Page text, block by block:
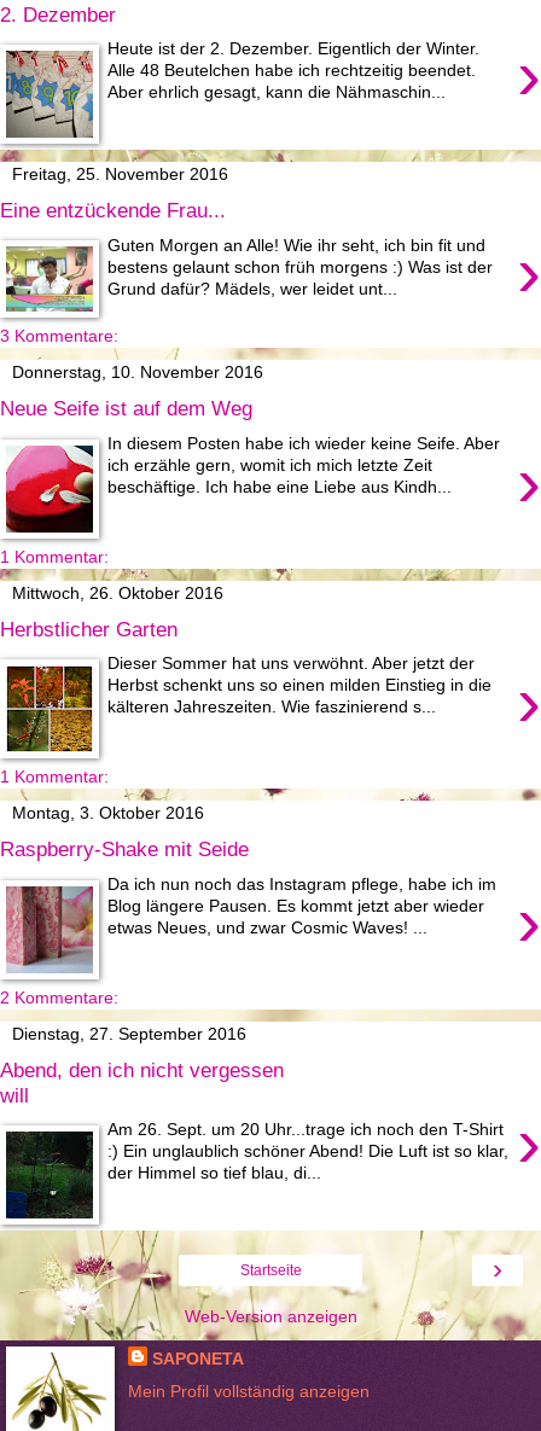
2. Dezember
›
Heute ist der 2. Dezember. Eigentlich der Winter.
Alle 48 Beutelchen habe ich rechtzeitig beendet.
Aber ehrlich gesagt, kann die Nähmaschin...
Freitag, 25. November 2016
Eine entzückende Frau...
›
Guten Morgen an Alle! Wie ihr seht, ich bin fit und
bestens gelaunt schon früh morgens :) Was ist der
Grund dafür? Mädels, wer leidet unt...
3 Kommentare:
Donnerstag, 10. November 2016
Neue Seife ist auf dem Weg
›
In diesem Posten habe ich wieder keine Seife. Aber
ich erzähle gern, womit ich mich letzte Zeit
beschäftige. Ich habe eine Liebe aus Kindh...
1 Kommentar:
Mittwoch, 26. Oktober 2016
Herbstlicher Garten
›
Dieser Sommer hat uns verwöhnt. Aber jetzt der
Herbst schenkt uns so einen milden Einstieg in die
kälteren Jahreszeiten. Wie faszinierend s...
1 Kommentar:
Montag, 3. Oktober 2016
Raspberry-Shake mit Seide
›
Da ich nun noch das Instagram pflege, habe ich im
Blog längere Pausen. Es kommt jetzt aber wieder
etwas Neues, und zwar Cosmic Waves! ...
2 Kommentare:
Dienstag, 27. September 2016
Abend, den ich nicht vergessen
will
›
Am 26. Sept. um 20 Uhr...trage ich noch den T-Shirt
:) Ein unglaublich schöner Abend! Die Luft ist so klar,
der Himmel so tief blau, di...
›
Startseite
Web-Version anzeigen
SAPONETA
Mein Profil vollständig anzeigen